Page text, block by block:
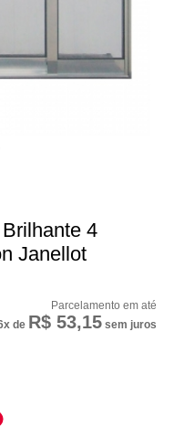
4
Janellot
de R$ 53,15sem juros